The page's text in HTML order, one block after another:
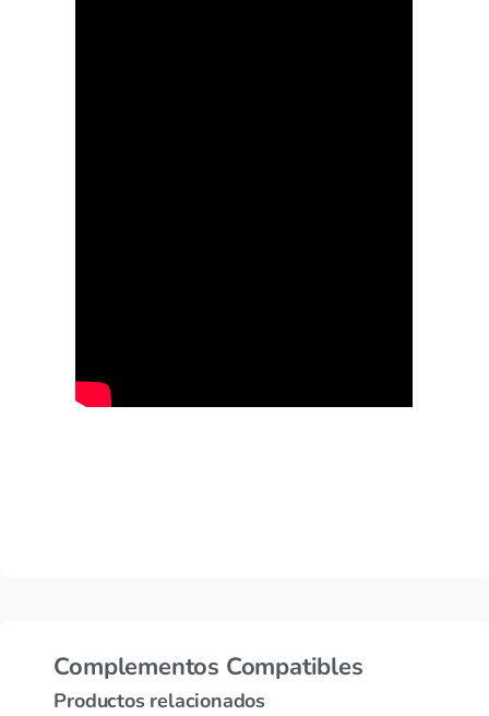
Complementos Compatibles
Productos relacionados